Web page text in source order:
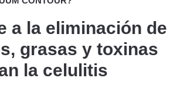
a la eliminación de
grasas y toxinas
la celulitis